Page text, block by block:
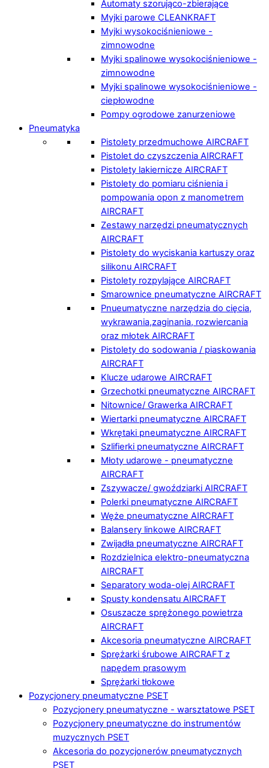
Automaty szorująco-zbierające
Myjki parowe CLEANKRAFT
Myjki wysokociśnieniowe -
zimnowodne
Myjki spalinowe wysokociśnieniowe -
zimnowodne
Myjki spalinowe wysokociśnieniowe -
ciepłowodne
Pompy ogrodowe zanurzeniowe
Pneumatyka
Pistolety przedmuchowe AIRCRAFT
Pistolet do czyszczenia AIRCRAFT
Pistolety lakiernicze AIRCRAFT
Pistolety do pomiaru ciśnienia i
pompowania opon z manometrem
AIRCRAFT
Zestawy narzędzi pneumatycznych
AIRCRAFT
Pistolety do wyciskania kartuszy oraz
silikonu AIRCRAFT
Pistolety rozpylające AIRCRAFT
Smarownice pneumatyczne AIRCRAFT
Pnueumatyczne narzędzia do cięcia,
wykrawania,zaginania, rozwiercania
oraz młotek AIRCRAFT
Pistolety do sodowania / piaskowania
AIRCRAFT
Klucze udarowe AIRCRAFT
Grzechotki pneumatyczne AIRCRAFT
Nitownice/ Grawerka AIRCRAFT
Wiertarki pneumatyczne AIRCRAFT
Wkrętaki pneumatyczne AIRCRAFT
Szlifierki pneumatyczne AIRCRAFT
Młoty udarowe - pneumatyczne
AIRCRAFT
Zszywacze/ gwoździarki AIRCRAFT
Polerki pneumatyczne AIRCRAFT
Węże pneumatyczne AIRCRAFT
Balansery linkowe AIRCRAFT
Zwijadła pneumatyczne AIRCRAFT
Rozdzielnica elektro-pneumatyczna
AIRCRAFT
Separatory woda-olej AIRCRAFT
Spusty kondensatu AIRCRAFT
Osuszacze sprężonego powietrza
AIRCRAFT
Akcesoria pneumatyczne AIRCRAFT
Sprężarki śrubowe AIRCRAFT z
napędem prasowym
Sprężarki tłokowe
Pozycjonery pneumatyczne PSET
Pozycjonery pneumatyczne - warsztatowe PSET
Pozycjonery pneumatyczne do instrumentów
muzycznych PSET
Akcesoria do pozycjonerów pneumatycznych
PSET